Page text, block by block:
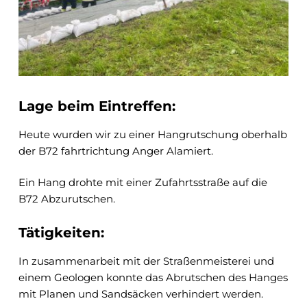
Lage beim Eintreffen:
Heute wurden wir zu einer Hangrutschung oberhalb
der B72 fahrtrichtung Anger Alamiert.
Ein Hang drohte mit einer Zufahrtsstraße auf die
B72 Abzurutschen.
Tätigkeiten:
In zusammenarbeit mit der Straßenmeisterei und
einem Geologen konnte das Abrutschen des Hanges
mit Planen und Sandsäcken verhindert werden.